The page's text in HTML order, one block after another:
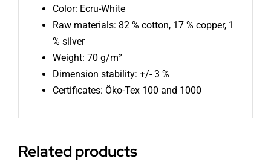
Color: Ecru-White
Raw materials: 82 % cotton, 17 % copper, 1
% silver
Weight: 70 g/m²
Dimension stability: +/- 3 %
Certificates: Öko-Tex 100 and 1000
Related products